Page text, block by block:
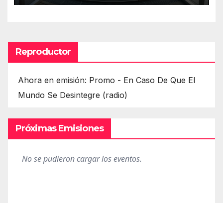
Reproductor
Ahora en emisión: Promo - En Caso De Que El
Mundo Se Desintegre (radio)
Próximas Emisiones